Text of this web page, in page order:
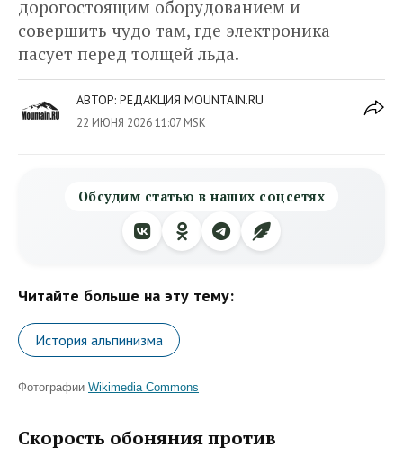
дорогостоящим оборудованием и
совершить чудо там, где электроника
пасует перед толщей льда.
АВТОР: РЕДАКЦИЯ MOUNTAIN.RU
22 ИЮНЯ 2026 11:07 MSK
Обсудим статью в наших соцсетях
Читайте больше на эту тему:
История альпинизма
Фотографии Wikimedia Commons
Скорость обоняния против